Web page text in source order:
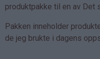
produktpakke til en av Det
Pakken inneholder
de jeg brukte i dagens